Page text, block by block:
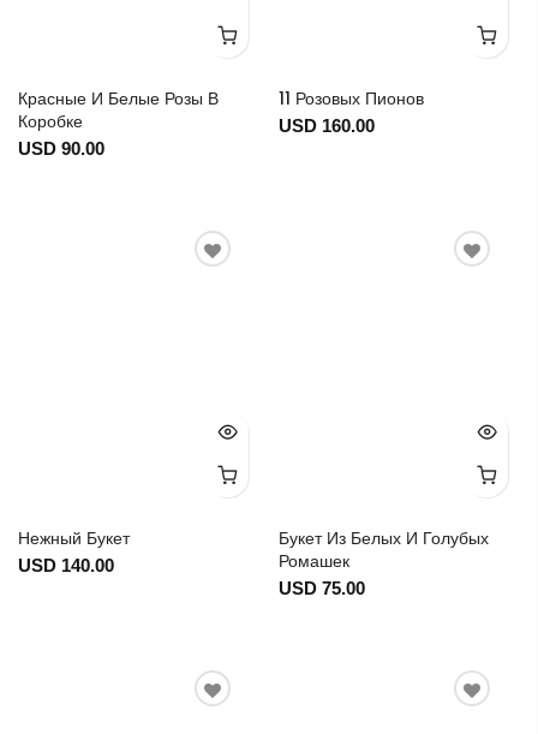
Красные И Белые Розы В
Коробке
USD 90.00
11 Розовых Пионов
USD 160.00
Нежный Букет
USD 140.00
Букет Из Белых И Голубых
Ромашек
USD 75.00